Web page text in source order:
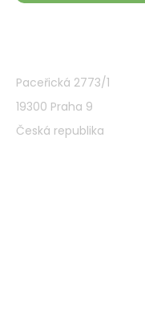
Paceřická 2773/1
19300 Praha 9
Česká republika